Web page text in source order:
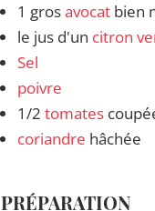
1 grosavocat bien
le jus d'un citron
Sel
poivre
1/2 tomates
coriandre hâchée
PRÉPARATION